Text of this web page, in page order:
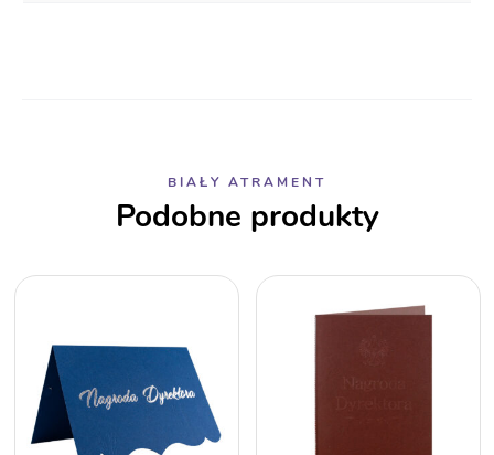
BIAŁY ATRAMENT
Podobne produkty